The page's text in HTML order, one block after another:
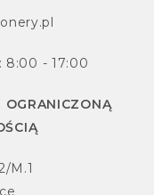
8:00 - 17:00
OGRANICZONĄ
M.1